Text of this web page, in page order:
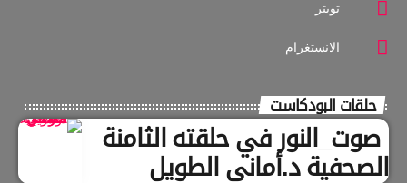
تويتر
الانستغرام
حلقات البودكاست
صوت_النور في حلقته الثامنة
الصحفية د.أماني الطويل